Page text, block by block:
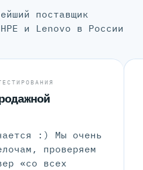
поставщик
и Lenovo в России
:) Мы очень
проверяем
«со всех